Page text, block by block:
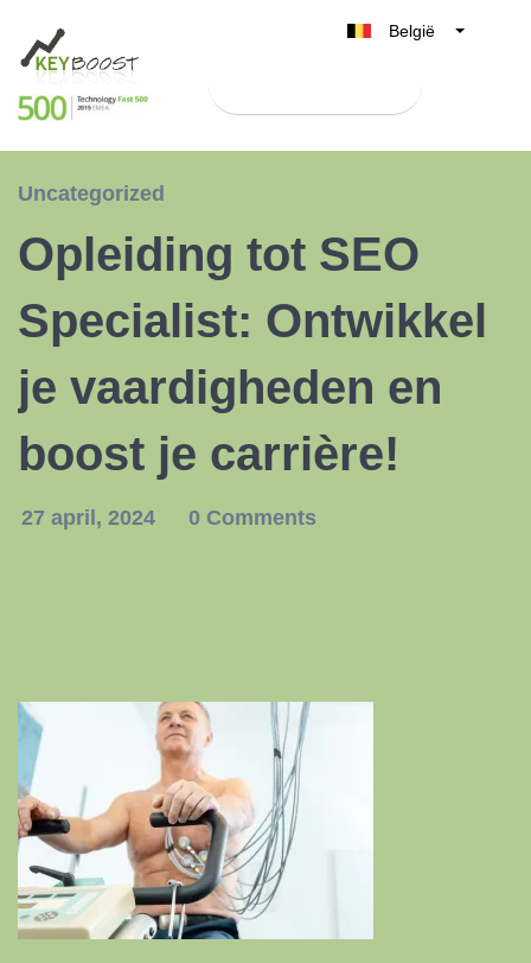
België
Nederland
España
Uncategorized
Opleiding tot SEO
Specialist: Ontwikkel
je vaardigheden en
boost je carrière!
27 april, 2024 0 Comments